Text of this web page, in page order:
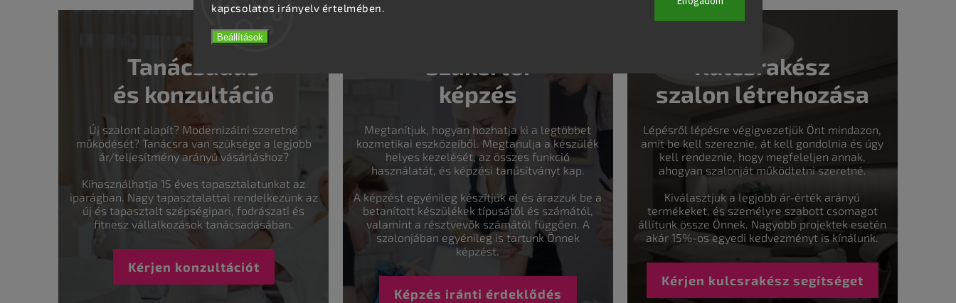
kapcsolatos irányelv értelmében.
Beállítások
Tanácsadás
és konzultáció
Új szalont alapít? Modernizálni szeretné
működését? Tanácsra van szüksége a legjobb
ár/teljesítmény arányú vásárláshoz?
Kihasználhatja 15 éves tapasztalatunkat az
iparágban. Nagy tapasztalattal rendelkezünk az
új és tapasztalt szépségipari, fodrászati és
fitnesz vállalkozások tanácsadásában.
Kérjen konzultációt
Szakértői
képzés
Megtanítjuk, hogyan hozhatja ki a legtöbbet
kozmetikai eszközeiből. Megtanulja a készülék
helyes kezelését, az összes funkció
használatát, és képzési tanúsítványt kap.
A képzést egyénileg készítjük el és árazzuk be a
betanított készülékek típusától és számától,
valamint a résztvevők számától függően. A
szalonjában egyénileg is tartunk Önnek
képzést.
Képzés iránti érdeklődés
Kulcsrakész
szalon létrehozása
Lépésről lépésre végigvezetjük Önt mindazon,
amit be kell szereznie, át kell gondolnia és úgy
kell rendeznie, hogy megfeleljen annak,
ahogyan szalonját működtetni szeretné.
Kiválasztjuk a legjobb ár-érték arányú
termékeket, és személyre szabott csomagot
állítunk össze Önnek. Nagyobb projektek esetén
akár 15%-os egyedi kedvezményt is kínálunk.
Kérjen kulcsrakész segítséget